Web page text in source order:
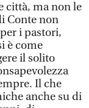
città, ma non le
Conte non
i pastori,
è come
il solito
Il che
anche su di